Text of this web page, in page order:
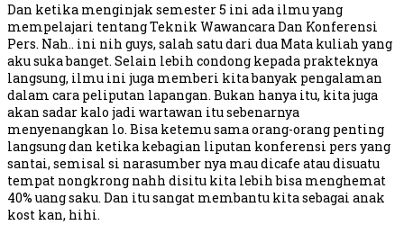
Dan ketika menginjak semester 5 ini ada ilmu yang
mempelajari tentang Teknik Wawancara Dan Konferensi
Pers. Nah.. ini nih guys, salah satu dari dua Mata kuliah yang
aku suka banget. Selain lebih condong kepada prakteknya
langsung, ilmu ini juga memberi kita banyak pengalaman
dalam cara peliputan lapangan. Bukan hanya itu, kita juga
akan sadar kalo jadi wartawan itu sebenarnya
menyenangkan lo. Bisa ketemu sama orang-orang penting
langsung dan ketika kebagian liputan konferensi pers yang
santai, semisal si narasumber nya mau dicafe atau disuatu
tempat nongkrong nahh disitu kita lebih bisa menghemat
40% uang saku. Dan itu sangat membantu kita sebagai anak
kost kan, hihi.